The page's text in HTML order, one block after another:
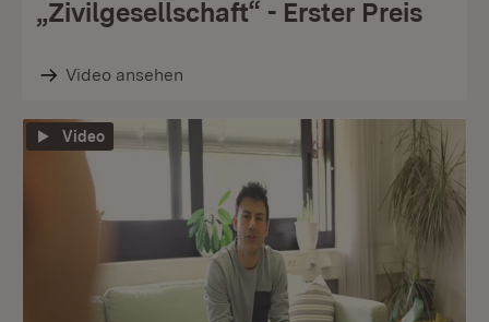
„Zivilgesellschaft“ - Erster Preis
Video ansehen
Video